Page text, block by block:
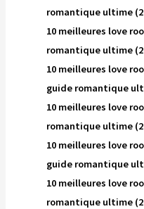
romantique ultime
10 meilleures love
romantique ultime
10 meilleures love
guide romantique
10 meilleures love
romantique ultime
10 meilleures love
guide romantique
10 meilleures love
romantique ultime